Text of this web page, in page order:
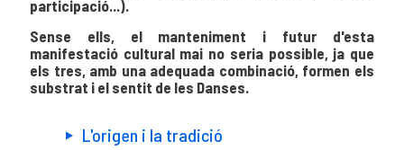
participació...).
Sense ells, el manteniment i futur d'esta
manifestació cultural mai no seria possible, ja que
els tres, amb una adequada combinació, formen els
substrat i el sentit de les Danses.
L'origen i la tradició